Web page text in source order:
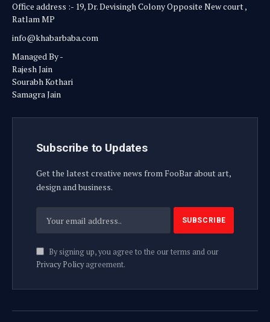
Office address :- 19, Dr. Devisingh Colony Opposite New court ,
Ratlam MP
info@khabarbaba.com
Managed By -
Rajesh Jain
Sourabh Kothari
Samagra Jain
Subscribe to Updates
Get the latest creative news from FooBar about art,
design and business.
By signing up, you agree to the our terms and our
Privacy Policyagreement.